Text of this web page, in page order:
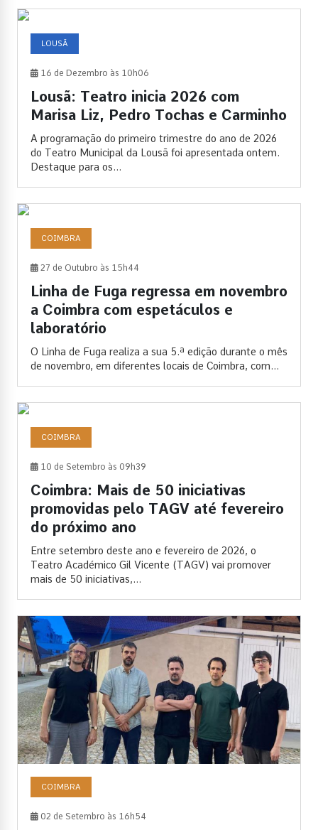
LOUSÃ
16 de Dezembro às 10h06
Lousã: Teatro inicia 2026 com
Marisa Liz, Pedro Tochas e Carminho
A programação do primeiro trimestre do ano de 2026
do Teatro Municipal da Lousã foi apresentada ontem.
Destaque para os...
COIMBRA
27 de Outubro às 15h44
Linha de Fuga regressa em novembro
a Coimbra com espetáculos e
laboratório
O Linha de Fuga realiza a sua 5.ª edição durante o mês
de novembro, em diferentes locais de Coimbra, com...
COIMBRA
10 de Setembro às 09h39
Coimbra: Mais de 50 iniciativas
promovidas pelo TAGV até fevereiro
do próximo ano
Entre setembro deste ano e fevereiro de 2026, o
Teatro Académico Gil Vicente (TAGV) vai promover
mais de 50 iniciativas,...
COIMBRA
02 de Setembro às 16h54